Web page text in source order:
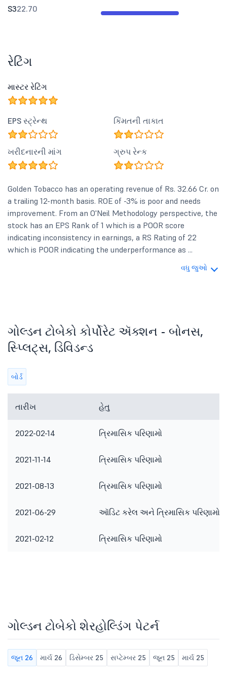
S322.70
રેટિંગ
માસ્ટર રેટિંગ
EPS સ્ટ્રેન્થ કિંમતની તાકાત
ખરીદનારની માંગ ગ્રુપ રેન્ક
Golden Tobacco has an operating revenue of Rs. 32.66 Cr. on
a trailing 12-month basis. ROE of -3% is poor and needs
improvement. From an O'Neil Methodology perspective, the
stock has an EPS Rank of 1 which is a POOR score
indicating inconsistency in earnings, a RS Rating of 22
which is POOR indicating the underperformance as ...
વધુ જુઓ
ગોલ્ડન ટોબેકો કોર્પોરેટ ઍક્શન - બોનસ,
સ્પ્લિટ્સ, ડિવિડન્ડ
બોર્ડ
તારીખ હેતુ
2022-02-14 ત્રિમાસિક પરિણામો
2021-11-14 ત્રિમાસિક પરિણામો
2021-08-13 ત્રિમાસિક પરિણામો
2021-06-29 ઑડિટ કરેલ અને ત્રિમાસિક પરિણામો
2021-02-12 ત્રિમાસિક પરિણામો
ગોલ્ડન ટોબેકો શેરહોલ્ડિંગ પેટર્ન
જૂન 26 માર્ચ 26 ડિસેમ્બર 25 સપ્ટેમ્બર 25 જૂન 25 માર્ચ 25